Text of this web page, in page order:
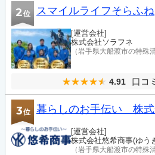
2位 スマイルライフそらふね
[運営会社]
株式会社ソラフネ
（岩手県大船渡市の特殊
4.91 口コ
3位 暮らしのお手伝い 株
[運営会社]
株式会社悠希商事(ゆう
（岩手県大船渡市の特殊